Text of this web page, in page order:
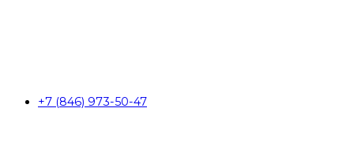
+7 (846) 973-50-47